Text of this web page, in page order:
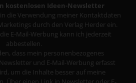
kostenlosen Ideen-Newsletter
die Verwendung meiner Kontaktdaten
durch den Verlag Herder ein.
E-Mail-Werbung kann ich jederzeit
abbestellen.
dass mein personenbezogenes
und E-Mail-Werbung erfasst
um die Inhalte besser auf meine